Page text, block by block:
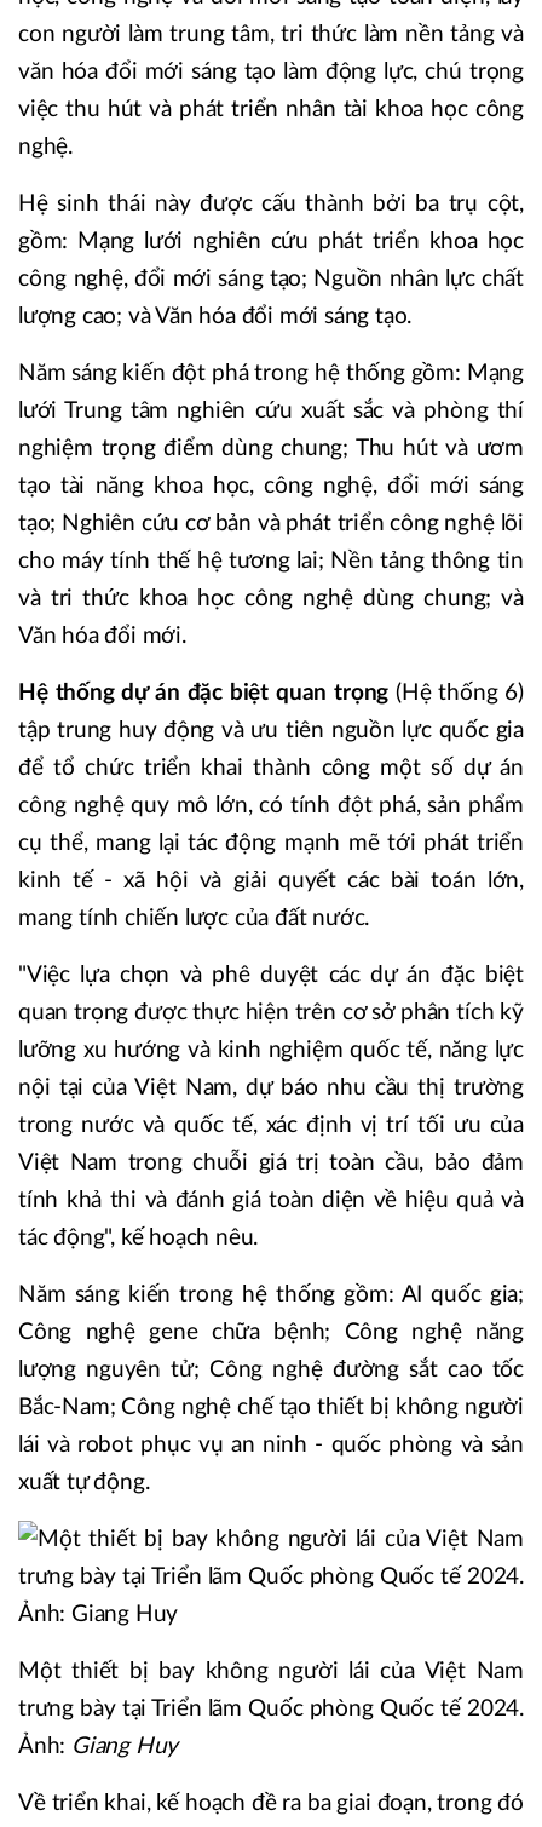
con người làm trung tâm, tri thức làm nền tảng và
văn hóa đổi mới sáng tạo làm động lực, chú trọng
việc thu hút và phát triển nhân tài khoa học công
nghệ.
Hệ sinh thái này được cấu thành bởi ba trụ cột,
gồm: Mạng lưới nghiên cứu phát triển khoa học
công nghệ, đổi mới sáng tạo; Nguồn nhân lực chất
lượng cao; và Văn hóa đổi mới sáng tạo.
Năm sáng kiến đột phá trong hệ thống gồm: Mạng
lưới Trung tâm nghiên cứu xuất sắc và phòng thí
nghiệm trọng điểm dùng chung; Thu hút và ươm
tạo tài năng khoa học, công nghệ, đổi mới sáng
tạo; Nghiên cứu cơ bản và phát triển công nghệ lõi
cho máy tính thế hệ tương lai; Nền tảng thông tin
và tri thức khoa học công nghệ dùng chung; và
Văn hóa đổi mới.
Hệ thống dự án đặc biệt quan trọng(Hệ thống 6)
tập trung huy động và ưu tiên nguồn lực quốc gia
để tổ chức triển khai thành công một số dự án
công nghệ quy mô lớn, có tính đột phá, sản phẩm
cụ thể, mang lại tác động mạnh mẽ tới phát triển
kinh tế - xã hội và giải quyết các bài toán lớn,
mang tính chiến lược của đất nước.
"Việc lựa chọn và phê duyệt các dự án đặc biệt
quan trọng được thực hiện trên cơ sở phân tích kỹ
lưỡng xu hướng và kinh nghiệm quốc tế, năng lực
nội tại của Việt Nam, dự báo nhu cầu thị trường
trong nước và quốc tế, xác định vị trí tối ưu của
Việt Nam trong chuỗi giá trị toàn cầu, bảo đảm
tính khả thi và đánh giá toàn diện về hiệu quả và
tác động", kế hoạch nêu.
Năm sáng kiến trong hệ thống gồm: AI quốc gia;
Công nghệ gene chữa bệnh; Công nghệ năng
lượng nguyên tử; Công nghệ đường sắt cao tốc
Bắc-Nam; Công nghệ chế tạo thiết bị không người
lái và robot phục vụ an ninh - quốc phòng và sản
xuất tự động.
Một thiết bị bay không người lái của Việt Nam
trưng bày tại Triển lãm Quốc phòng Quốc tế 2024.
Ảnh: Giang Huy
Về triển khai, kế hoạch đề ra ba giai đoạn, trong đó